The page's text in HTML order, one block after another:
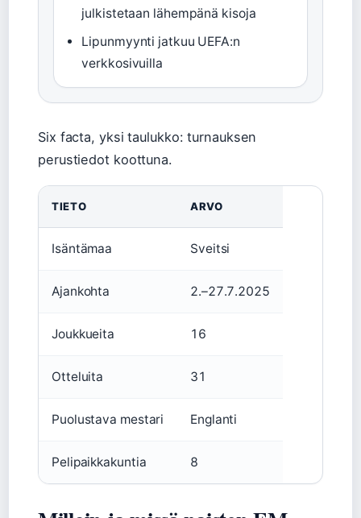
julkistetaan lähempänä kisoja
Lipunmyynti jatkuu UEFA:n
verkkosivuilla
Six facta, yksi taulukko: turnauksen
perustiedot koottuna.
TIETO ARVO
Isäntämaa Sveitsi
Ajankohta 2.–27.7.2025
Joukkueita 16
Otteluita 31
Puolustava mestari Englanti
Pelipaikkakuntia 8